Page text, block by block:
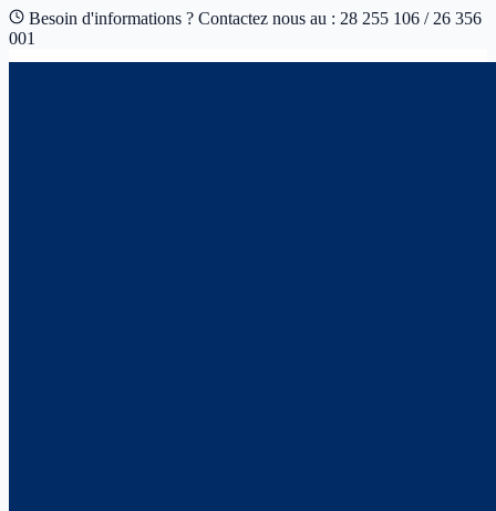
Besoin d'informations ? Contactez nous au : 28 255 106 / 26 356
001